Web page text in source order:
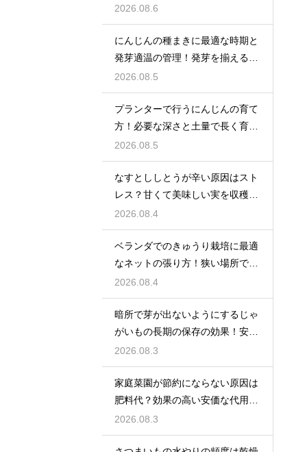
備をする
2026.08.6
にんじんの種まきに最適な時期と
発芽適温の管理！発芽を揃えるコ
ツ
2026.08.5
プランターで行うにんじんの育て
方！必要な深さと土量で長く育て
る
2026.08.5
なすとししとうが辛い原因はスト
レス？甘くて美味しい実を収穫す
る
2026.08.4
ベランダでのきゅうり栽培に最適
なネットの張り方！狭い場所でも
大収穫
2026.08.4
暗所で芽が出ないようにするじゃ
がいもの長期の保存の効果！安全
に食べ切る
2026.08.3
家庭菜園が節約にならない原因は
肥料代？効果の高い安価な代用品
を活用する
2026.08.3